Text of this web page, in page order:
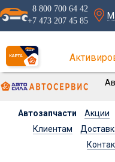
8 800 700 64 42
+7 473 207 45 85
Автозапчасти Акции
Клиентам